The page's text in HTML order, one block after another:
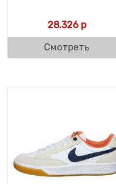
28.326р
Смотреть